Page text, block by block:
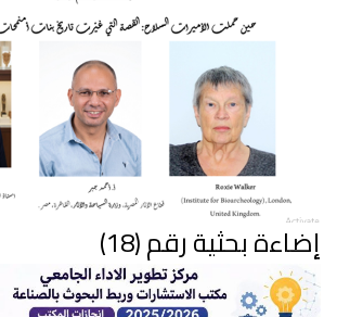
إضاءة بحثية رقم (18)